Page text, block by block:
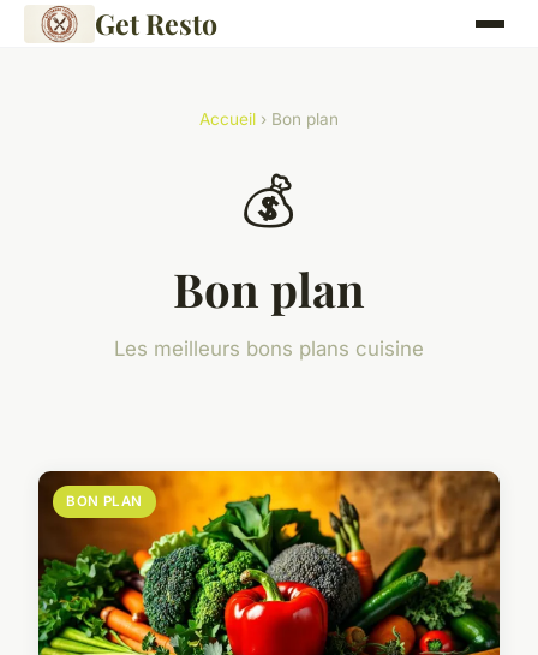
Get Resto
Accueil › Bon plan
💰
Bon plan
Les meilleurs bons plans cuisine
BON PLAN